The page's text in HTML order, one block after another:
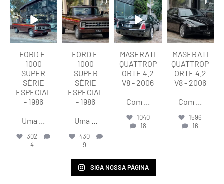
lart.br
Ago 7
FORD F-
1000
SUPER
SÉRIE
ESPECIAL
- 1986
Uma
302
4
lart.br
Ago 7
FORD F-
1000
SUPER
SÉRIE
ESPECIAL
- 1986
Uma
430
9
lart.br
Ago 6
MASERATI
QUATTROP
ORTE 4.2
V8 - 2006
Com
1040
18
lart.br
Ago 6
MASERATI
QUATTROP
ORTE 4.2
V8 - 2006
Com
1596
16
SIGA NOSSA PÁGINA